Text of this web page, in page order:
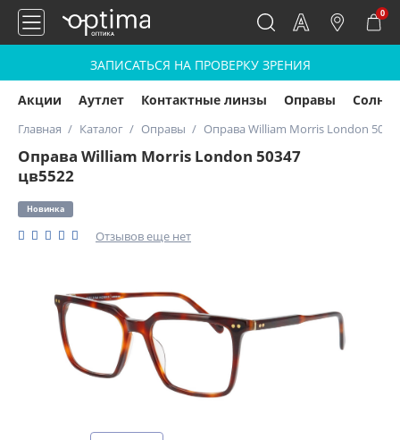
0
ЗАПИСАТЬСЯ НА ПРОВЕРКУ ЗРЕНИЯ
Акции Аутлет Контактные линзы Оправы
Главная Каталог Оправы Оправа William Morris London
Оправа William Morris London 50347
цв5522
Новинка
Отзывов еще нет